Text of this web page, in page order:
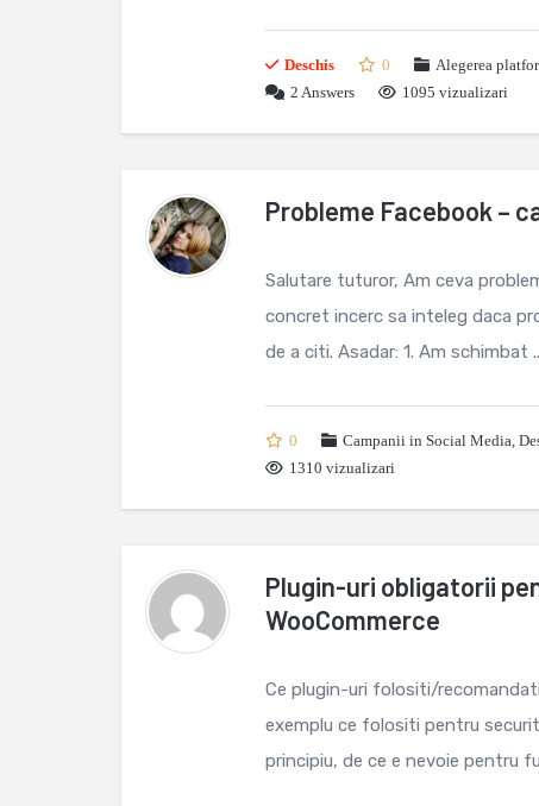
Deschis 0 Alegerea
2 Answers 1095 vizualizari
Probleme Facebook –
Salutare tuturor, Am ceva
concret incerc sa inteleg daca
de a citi. Asadar: 1. Am schimbat
0 Campanii in Social Media,
1310 vizualizari
Plugin-uri obligatorii
WooCommerce
Ce plugin-uri folositi/
exemplu ce folositi pentru
principiu, de ce e nevoie pentru